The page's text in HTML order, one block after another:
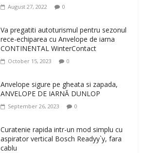
August 27, 2022 0
Va pregatiti autoturismul pentru sezonul
rece-echiparea cu Anvelope de iarna
CONTINENTAL WinterContact
October 15, 2023 0
Anvelope sigure pe gheata si zapada,
ANVELOPE DE IARNĂ DUNLOP
September 26, 2023 0
Curatenie rapida intr-un mod simplu cu
aspirator vertical Bosch Readyy`y, fara
cablu